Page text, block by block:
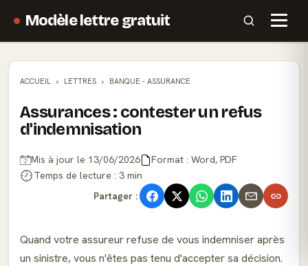
Modèle lettre gratuit
ACCUEIL LETTRES BANQUE - ASSURANCE
Assurances : contester un refus
d'indemnisation
Mis à jour le 13/06/2026
Format : Word, PDF
Temps de lecture : 3 min
Partager :
Quand votre assureur refuse de vous indemniser après
un sinistre, vous n'êtes pas tenu d'accepter sa décision.